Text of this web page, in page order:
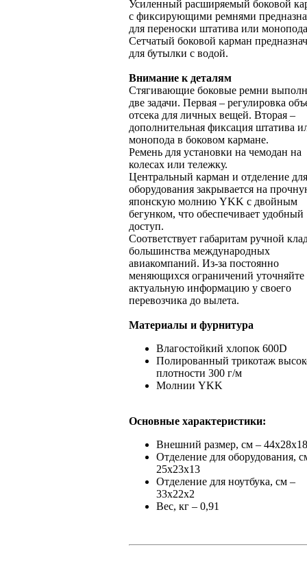
Усиленный расширяемый боковой
с фиксирующими ремнями
для переноски штатива или
Сетчатый боковой карман
для бутылки с водой.
Внимание к деталям
Стягивающие боковые ремни
две задачи. Первая – регулировка
отсека для личных вещей. Вторая –
дополнительная фиксация штатива
монопода в боковом кармане.
Ремень для установки на чемодан на
колесах или тележку.
Центральный карман и отделение для
оборудования закрывается на
японскую молнию YKK с двойным
бегунком, что обеспечивает удобный
доступ.
Соответствует габаритам ручной
большинства международных
авиакомпаний. Из-за постоянно
меняющихся ограничений уточняйте
актуальную информацию у своего
перевозчика до вылета.
Материалы и фурнитура
Влагостойкий хлопок 600D
Полированный трикотаж
плотности 300 г/м
Молнии YKK
Основные характеристики:
Внешний размер, см – 44х28х18
Отделение для оборудования,
25х23х13
Отделение для ноутбука, см –
33х22х2
Вес, кг – 0,91